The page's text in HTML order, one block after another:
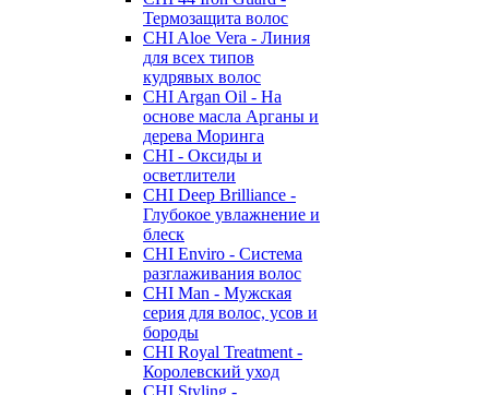
Термозащита волос
CHI Aloe Vera - Линия
для всех типов
кудрявых волос
CHI Argan Oil - На
основе масла Арганы и
дерева Моринга
CHI - Оксиды и
осветлители
CHI Deep Brilliance -
Глубокое увлажнение и
блеск
CHI Enviro - Система
разглаживания волос
CHI Man - Мужская
серия для волос, усов и
бороды
CHI Royal Treatment -
Королевский уход
CHI Styling -